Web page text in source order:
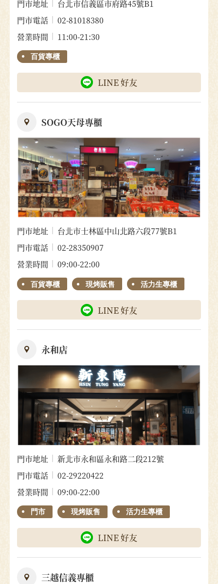
門市地址
台北市信義區市府路45號B1
門市電話
02-81018380
營業時間
11:00-21:30
百貨專櫃
LINE 好友
SOGO天母專櫃
門市地址
台北市士林區中山北路六段77號B1
門市電話
02-28350907
營業時間
09:00-22:00
百貨專櫃 現烤販售 活力生專櫃
LINE 好友
永和店
門市地址
新北市永和區永和路二段212號
門市電話
02-29220422
營業時間
09:00-22:00
門市 現烤販售 活力生專櫃
LINE 好友
三越信義專櫃